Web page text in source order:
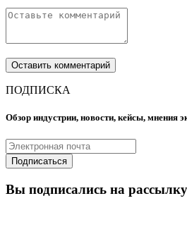
ПОДПИСКА
Обзор индустрии, новости, кейсы, мнения
Вы подписались на рассылку